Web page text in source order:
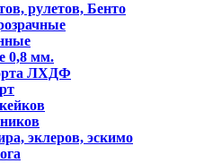
рулетов, Бенто
0,8 мм.
ЛХДФ
эклеров, эскимо